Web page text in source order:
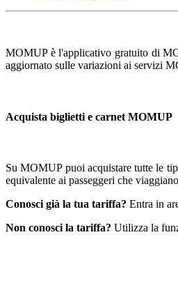
MOMUP è l'applicativo gratuito di
aggiornato sulle variazioni ai servizi
Acquista biglietti e carnet MOMUP
Su MOMUP puoi acquistare tutte le
equivalente ai passeggeri che
Conosci già la tua tariffa? Entra in
Non conosci la tariffa? Utilizza la